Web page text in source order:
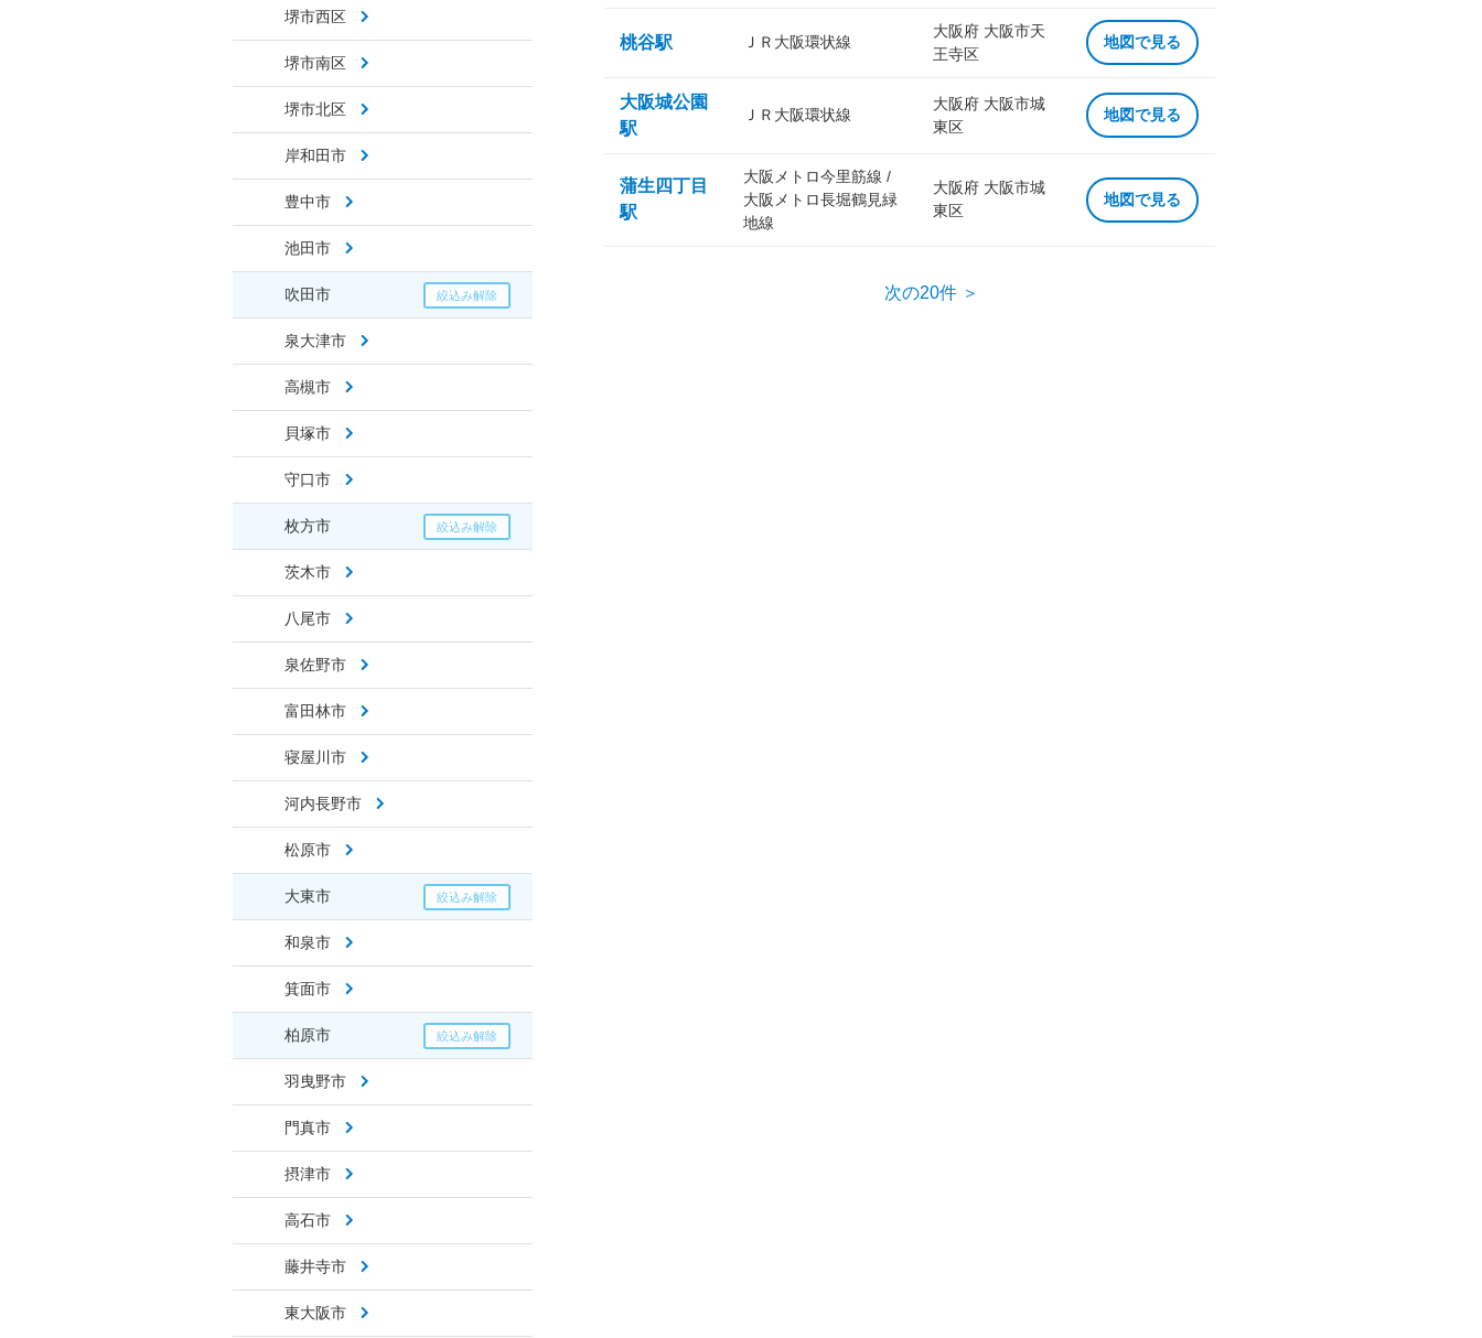
堺市西区
堺市南区
堺市北区
岸和田市
豊中市
池田市
吹田市
泉大津市
高槻市
貝塚市
守口市
枚方市
茨木市
八尾市
泉佐野市
富田林市
寝屋川市
河内長野市
松原市
大東市
和泉市
箕面市
柏原市
羽曳野市
門真市
摂津市
高石市
藤井寺市
東大阪市
桃谷駅 ＪＲ大阪環状線
大阪府 大阪市天
王寺区
地図で見る
大阪城公園
駅
ＪＲ大阪環状線
大阪府 大阪市城
東区
地図で見る
蒲生四丁目
駅
大阪メトロ今里筋線 /
大阪メトロ長堀鶴見緑
地線
大阪府 大阪市城
東区
地図で見る
次の20件 ＞